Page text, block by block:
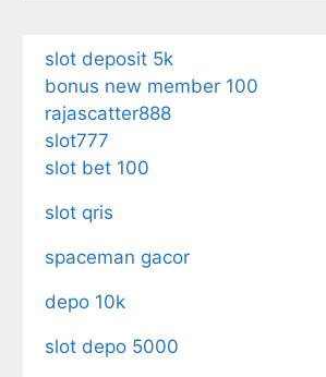
slot deposit 5k
bonus new member 100
rajascatter888
slot777
slot bet 100
slot qris
spaceman gacor
depo 10k
slot depo 5000